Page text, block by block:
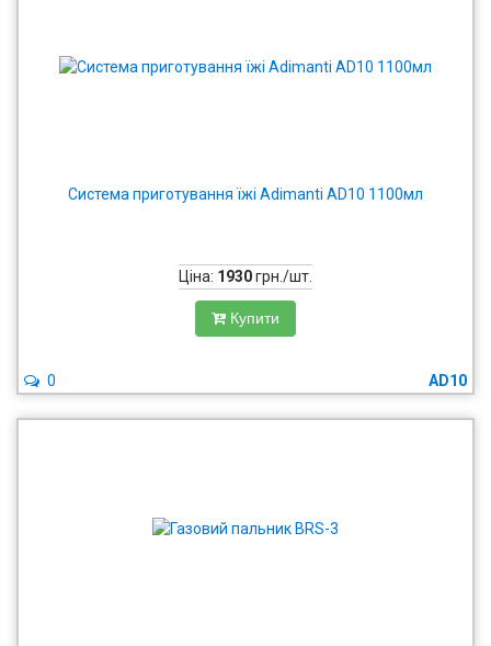
Система приготування їжі Adimanti AD10 1100мл
Ціна: 1930грн./шт.
Купити
AD10
0